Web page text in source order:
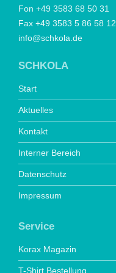
Fon +49 3583 68 50 31
Fax +49 3583 5 86 58 12
info@schkola.de
SCHKOLA
Start
Aktuelles
Kontakt
Interner Bereich
Datenschutz
Impressum
Service
Korax Magazin
T-Shirt Bestellung